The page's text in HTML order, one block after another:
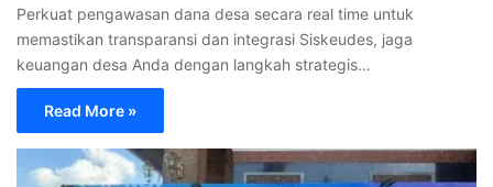
Perkuat pengawasan dana desa secara real time untuk
memastikan transparansi dan integrasi Siskeudes, jaga
keuangan desa Anda dengan langkah strategis…
Read More »